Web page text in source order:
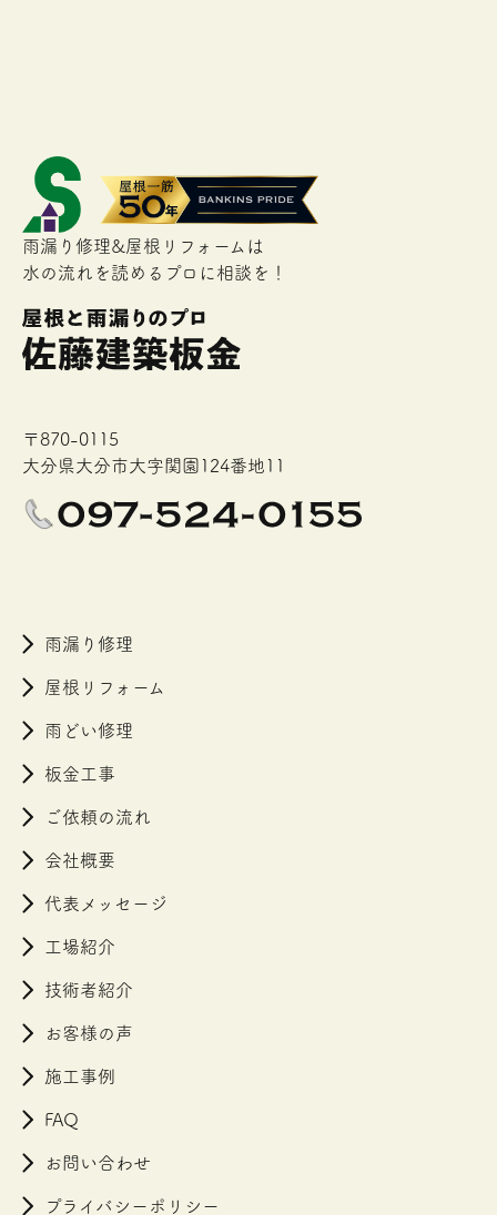
雨漏り修理&屋根リフォームは
水の流れを読めるプロに相談を！
〒870-0115
大分県大分市大字関園124番地11
雨漏り修理
屋根リフォーム
雨どい修理
板金工事
ご依頼の流れ
会社概要
代表メッセージ
工場紹介
技術者紹介
お客様の声
施工事例
FAQ
お問い合わせ
プライバシーポリシー